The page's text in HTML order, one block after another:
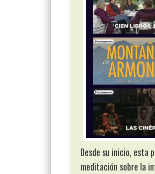
Desde su inicio, esta
meditación sobre la